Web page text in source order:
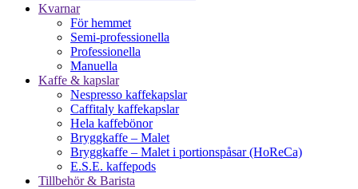
Kvarnar
För hemmet
Semi-professionella
Professionella
Manuella
Kaffe & kapslar
Nespresso kaffekapslar
Caffitaly kaffekapslar
Hela kaffebönor
Bryggkaffe – Malet
Bryggkaffe – Malet i portionspåsar (HoReCa)
E.S.E. kaffepods
Tillbehör & Barista